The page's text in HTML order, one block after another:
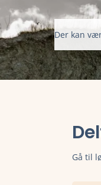
Der kan
Gå til